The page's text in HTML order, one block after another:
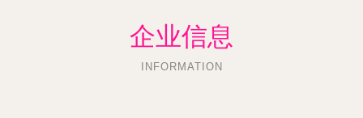
企业信息
INFORMATION